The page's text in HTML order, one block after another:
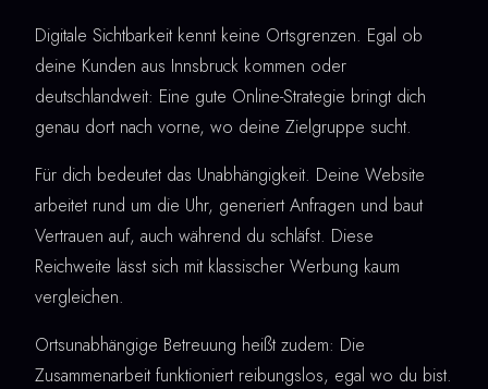
Digitale Sichtbarkeit kennt keine Ortsgrenzen. Egal ob
deine Kunden aus Innsbruck kommen oder
deutschlandweit: Eine gute Online-Strategie bringt dich
genau dort nach vorne, wo deine Zielgruppe sucht.
Für dich bedeutet das Unabhängigkeit. Deine Website
arbeitet rund um die Uhr, generiert Anfragen und baut
Vertrauen auf, auch während du schläfst. Diese
Reichweite lässt sich mit klassischer Werbung kaum
vergleichen.
Ortsunabhängige Betreuung heißt zudem: Die
Zusammenarbeit funktioniert reibungslos, egal wo du bist.